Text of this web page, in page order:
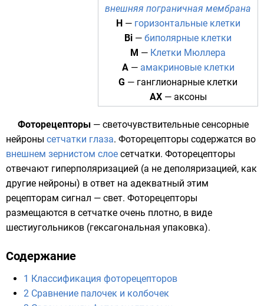
внешняя пограничная мембрана
H— горизонтальные клетки
Bi — биполярные клетки
M — Клетки Мюллера
A— амакриновые клетки
G — ганглионарные клетки
AX— аксоны
Фоторецепторы — светочувствительные сенсорные
нейроны сетчатки глаза. Фоторецепторы содержатся во
внешнем зернистом слое сетчатки. Фоторецепторы
отвечают гиперполяризацией (а не деполяризацией, как
другие нейроны) в ответ на адекватный этим
рецепторам сигнал — свет. Фоторецепторы
размещаются в сетчатке очень плотно, в виде
шестиугольников (гексагональная упаковка).
Содержание
1 Классификация фоторецепторов
2 Сравнение палочек и колбочек